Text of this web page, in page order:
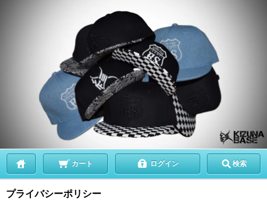
カート ログイン 検索
プライバシーポリシー